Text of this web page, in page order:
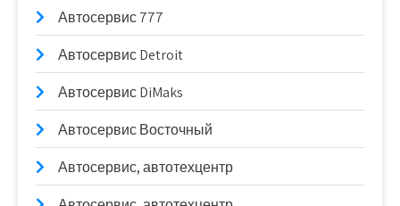
Автосервис 777
Автосервис Detroit
Автосервис DiMaks
Автосервис Восточный
Автосервис, автотехцентр